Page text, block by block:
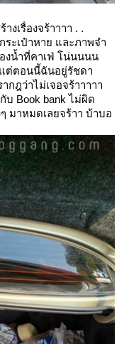
งเรื่องจร้าาาา . .
ะเป๋าหาย และภาพจำ
งน้ำที่คาเฟ่ โน่นนนน
ต่ตอนนี้ฉันอยู่รัชดา
กฎว่าไม่เจอจร้าาาาา
Book bank ไม่ผิด
มาหมดเลยจร้าา บ้าบอ